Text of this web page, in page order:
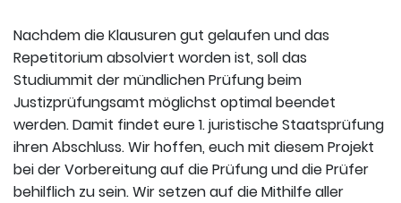
Nachdem die Klausuren gut gelaufen und das
Repetitorium absolviert worden ist, soll das
Studiummit der mündlichen Prüfung beim
Justizprüfungsamt möglichst optimal beendet
werden. Damit findet eure 1. juristische Staatsprüfung
ihren Abschluss. Wir hoffen, euch mit diesem Projekt
bei der Vorbereitung auf die Prüfung und die Prüfer
behilflich zu sein. Wir setzen auf die Mithilfe aller